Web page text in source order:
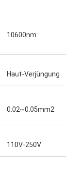
10600nm
Haut-Verjüngung
0.02~0.05mm2
110V-250V